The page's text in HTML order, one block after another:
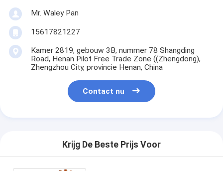
Mr. Waley Pan
15617821227
Kamer 2819, gebouw 3B, nummer 78 Shangding
Road, Henan Pilot Free Trade Zone ((Zhengdong),
Zhengzhou City, provincie Henan, China
Contact nu
Krijg De Beste Prijs Voor